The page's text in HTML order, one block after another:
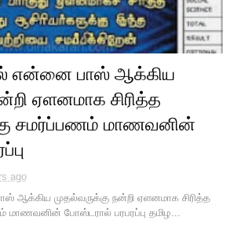
என்னை பாஸ் ஆக்கிய
ஏளனமாக சிரித்த
சமர்ப்பணம் மாணவனின்
ago
ஆக்கிய முதல்வருக்கு நன்றி ஏளனமாக சிரித்த
மாணவனின் போஸ்டரால் பரபரப்பு தமிழ...